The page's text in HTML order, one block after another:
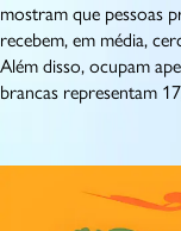
mostram que pessoas
recebem, em média,
Além disso, ocupam
brancas representam